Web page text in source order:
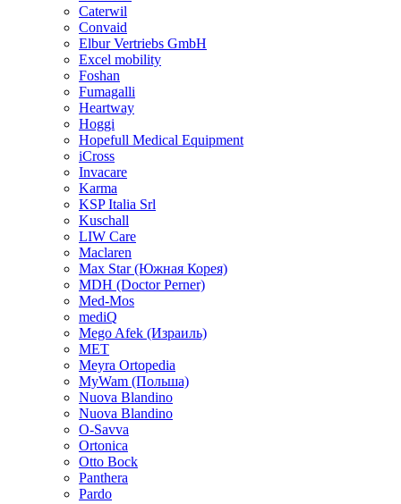
Caterwil
Convaid
Elbur Vertriebs GmbH
Excel mobility
Foshan
Fumagalli
Heartway
Hoggi
Hopefull Medical Equipment
iCross
Invacare
Karma
KSP Italia Srl
Kuschall
LIW Care
Maclaren
Max Star (Южная Корея)
MDH (Doctor Perner)
Med-Mos
mediQ
Mego Afek (Израиль)
MET
Meyra Ortopedia
MyWam (Польша)
Nuova Blandino
Nuova Blandino
O-Savva
Ortonica
Otto Bock
Panthera
Pardo